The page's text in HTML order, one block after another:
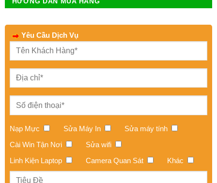
Yêu Cầu Dịch Vụ
Nạp Mực Sửa Máy In
Sửa máy tính
Cài Win Tận Nơi
Sửa wifi
Linh Kiện Laptop
Camera Quan Sát Khác